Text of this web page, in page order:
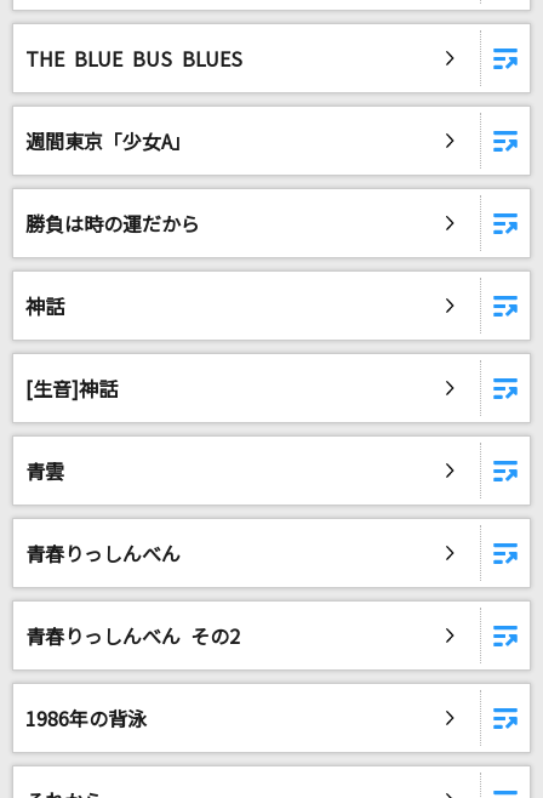
THE BLUE BUS BLUES
週間東京「少女A」
勝負は時の運だから
神話
[生音]神話
青雲
青春りっしんべん
青春りっしんべん その2
1986年の背泳